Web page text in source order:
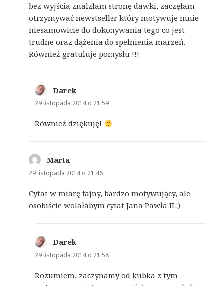
bez wyjścia znalzłam stronę dawki, zaczęłam
otrzymywać newstseller który motywuje mnie
niesamowicie do dokonywania tego co jest
trudne oraz dążenia do spełnienia marzeń.
Również gratuluje pomysłu !!!
Darekpisze:
29 listopada 2014 o 21:59
Również dziękuję!
Marta
29 listopada 2014 o 21:46
Cytat w miarę fajny, bardzo motywujący, ale
osobiście wolałabym cytat Jana Pawła II.:)
Darek
29 listopada 2014 o 21:58
Rozumiem, zaczynamy od kubka z tym